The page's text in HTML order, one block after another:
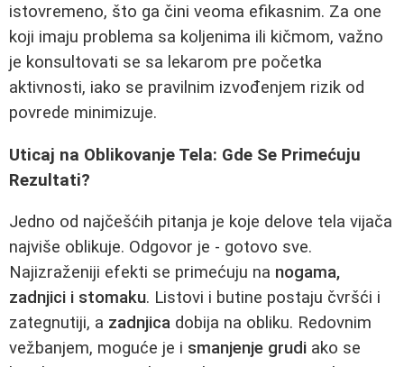
istovremeno, što ga čini veoma efikasnim. Za one
koji imaju problema sa koljenima ili kičmom, važno
je konsultovati se sa lekarom pre početka
aktivnosti, iako se pravilnim izvođenjem rizik od
povrede minimizuje.
Uticaj na Oblikovanje Tela: Gde Se Primećuju
Rezultati?
Jedno od najčešćih pitanja je koje delove tela vijača
najviše oblikuje. Odgovor je - gotovo sve.
Najizraženiji efekti se primećuju na nogama,
zadnjici i stomaku. Listovi i butine postaju čvršći i
zategnutiji, a zadnjica dobija na obliku. Redovnim
vežbanjem, moguće je i smanjenje grudi ako se